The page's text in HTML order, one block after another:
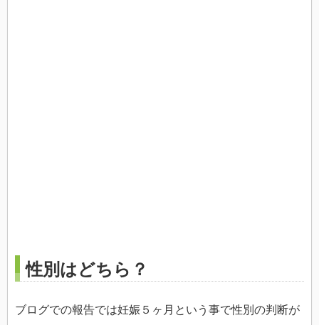
性別はどちら？
ブログでの報告では妊娠５ヶ月という事で性別の判断が